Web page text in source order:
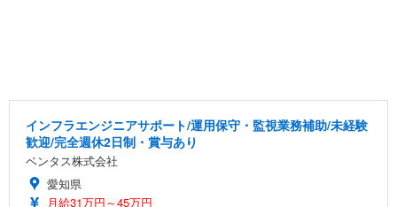
インフラエンジニアサポート/運用保守・監視業務補助/未経験
歓迎/完全週休2日制・賞与あり
ベンタス株式会社
愛知県
月給31万円～45万円